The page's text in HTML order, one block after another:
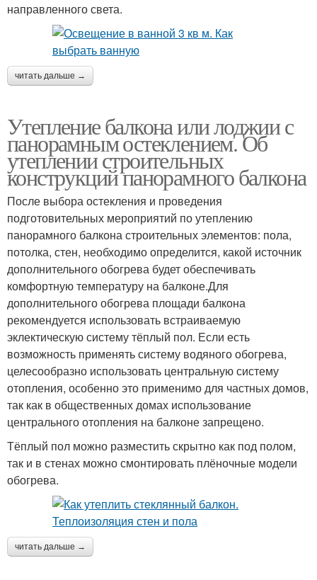
направленного света.
читать дальше →
Утепление балкона или лоджии с
панорамным остеклением. Об
утеплении строительных
конструкций панорамного балкона
После выбора остекления и проведения
подготовительных мероприятий по утеплению
панорамного балкона строительных элементов: пола,
потолка, стен, необходимо определится, какой источник
дополнительного обогрева будет обеспечивать
комфортную температуру на балконе.Для
дополнительного обогрева площади балкона
рекомендуется использовать встраиваемую
эклектическую систему тёплый пол. Если есть
возможность применять систему водяного обогрева,
целесообразно использовать центральную систему
отопления, особенно это применимо для частных домов,
так как в общественных домах использование
центрального отопления на балконе запрещено.
Тёплый пол можно разместить скрытно как под полом,
так и в стенах можно смонтировать плёночные модели
обогрева.
читать дальше →